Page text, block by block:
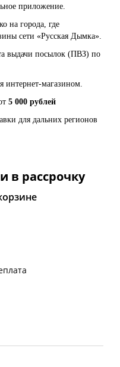
приложение.
на города, где
сети «Русская Дымка».
выдачи посылок (ПВЗ) по
интернет-магазином.
5 000 рублей
для дальних регионов
в рассрочку